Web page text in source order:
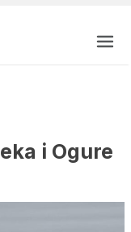
i Ogure